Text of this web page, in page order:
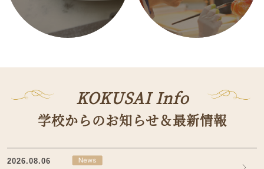
KOKUSAI Info
学校からのお知らせ＆最新情報
2026.08.06